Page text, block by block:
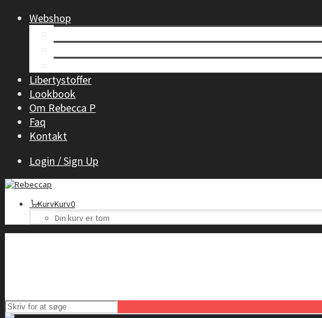
Webshop
Libertystoffer
Lookbook
Om Rebecca P
Faq
Kontakt
Login / Sign Up
KurvKurv0
Din kurv er tom